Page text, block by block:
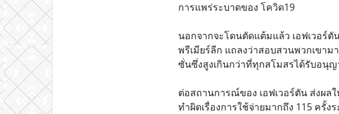
การแพร่ระบาดของ โควิด19
นอกจากจะโดนตัดแต้มแล้ว เอฟเวอร์
พรีเมียร์ลีก แถลงว่าสอบสวนพวกเขา
ซั่นซึ่งสูงเกินกว่าที่ทุกสโมสรได้รับอนุ
ต่อสถานการณ์ของ เอฟเวอร์ตัน ส่งผล
ทำผิดเรื่องการใช้จ่ายมากถึง 115 ครั้ง